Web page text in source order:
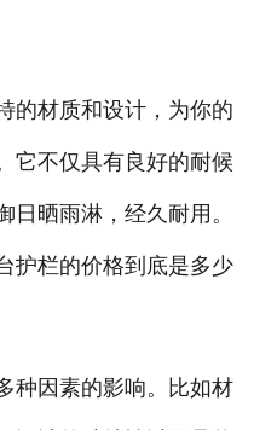
的材质和设计，为你的
它不仅具有良好的耐候
晒雨淋，经久耐用。
栏的价格到底是多少
种因素的影响。比如材